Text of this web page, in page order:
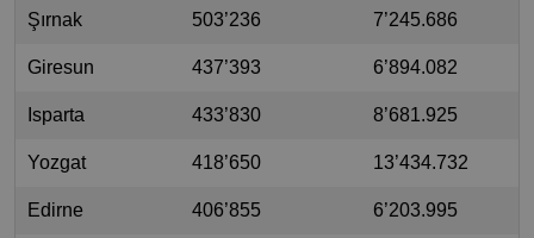
Şırnak 503’236 7’245.686
Giresun 437’393 6’894.082
Isparta 433’830 8’681.925
Yozgat 418’650 13’434.732
Edirne 406’855 6’203.995